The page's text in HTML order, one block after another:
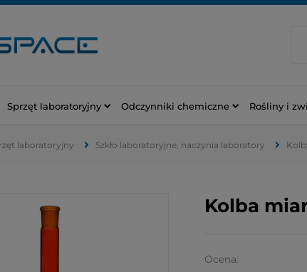
Sprzęt laboratoryjny Odczynniki chemiczne Rośliny i
laboratoryjny Szkło laboratoryjne, naczynia laboratory
Kolba
Ocena: